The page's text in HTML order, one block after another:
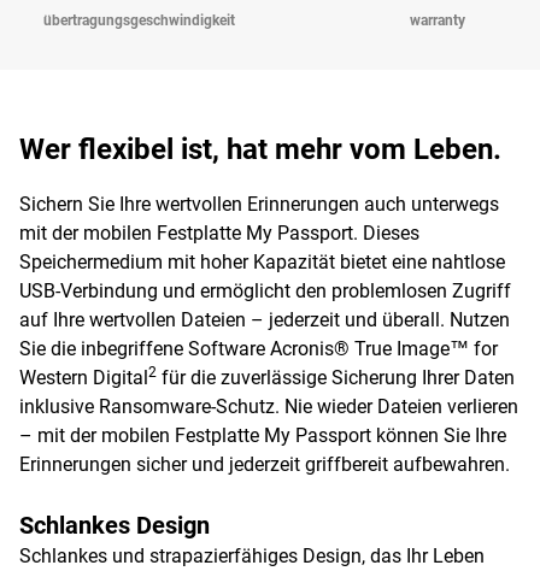
übertragungsgeschwindigkeit warranty
Wer flexibel ist, hat mehr vom Leben.
Sichern Sie Ihre wertvollen Erinnerungen auch unterwegs
mit der mobilen Festplatte My Passport. Dieses
Speichermedium mit hoher Kapazität bietet eine nahtlose
USB-Verbindung und ermöglicht den problemlosen Zugriff
auf Ihre wertvollen Dateien – jederzeit und überall. Nutzen
Sie die inbegriffene Software Acronis® True Image™ for
Western Digital2 für die zuverlässige Sicherung Ihrer Daten
inklusive Ransomware-Schutz. Nie wieder Dateien verlieren
– mit der mobilen Festplatte My Passport können Sie Ihre
Erinnerungen sicher und jederzeit griffbereit aufbewahren.
Schlankes Design
Schlankes und strapazierfähiges Design, das Ihr Leben